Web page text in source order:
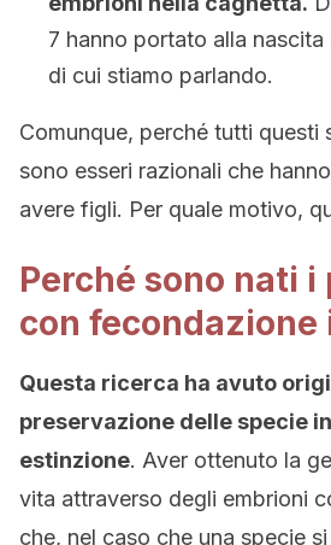
7 hanno portato alla
di cui stiamo parlando.
Comunque, perché tutti questi
sono esseri razionali che
avere figli. Per quale motivo,
Perché sono nati
con fecondazione
Questa ricerca ha avuto
preservazione delle specie
estinzione. Aver ottenuto la
vita attraverso degli embrioni
che, nel caso che una specie